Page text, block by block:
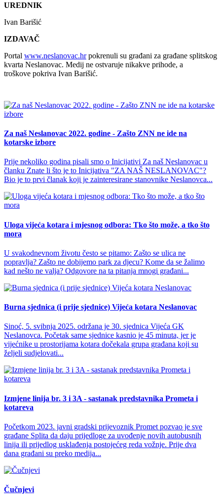
UREDNIK
Ivan Barišić
IZDAVAČ
Portal www.neslanovac.hrpokrenuli su građani za građane splitskog
kvarta Neslanovac. Medij ne ostvaruje nikakve prihode, a
troškove pokriva Ivan Barišić.
Za naš Neslanovac 2022. godine - Zašto ZNN ne ide na
kotarske izbore
Prije nekoliko godina pisali smo o Inicijativi Za naš Neslanovac u
članku Znate li što je to Inicijativa "ZA NAŠ NESLANOVAC"?
Bio je to prvi članak koji je zainteresirane stanovnike Neslanovca...
Uloga vijeća kotara i mjesnog odbora: Tko što može, a tko što
mora
U svakodnevnom životu često se pitamo: Zašto se ulica ne
popravlja? Zašto ne dobijemo park za djecu? Kome da se žalimo
kad nešto ne valja? Odgovore na ta pitanja mnogi građani...
Burna sjednica (i prije sjednice) Vijeća kotara Neslanovac
Sinoć, 5. svibnja 2025. održana je 30. sjednica Vijeća GK
Neslanovca. Početak same sjednice kasnio je 45 minuta, jer je
vijećnike u prostorijama kotara dočekala grupa građana koji su
željeli sudjelovati...
Izmjene linija br. 3 i 3A - sastanak predstavnika Prometa i
kotareva
Početkom 2023. javni gradski prijevoznik Promet pozvao je sve
građane Splita da daju prijedloge za uvođenje novih autobusnih
linija ili prijedlog usklađenja postojećeg reda vožnje. Prije dva
dana građani su preko medija...
Čučnjevi